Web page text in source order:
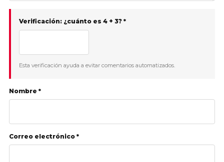
Verificación: ¿cuánto es 4 + 3? *
Esta verificación ayuda a evitar comentarios automatizados.
Nombre *
Correo electrónico *